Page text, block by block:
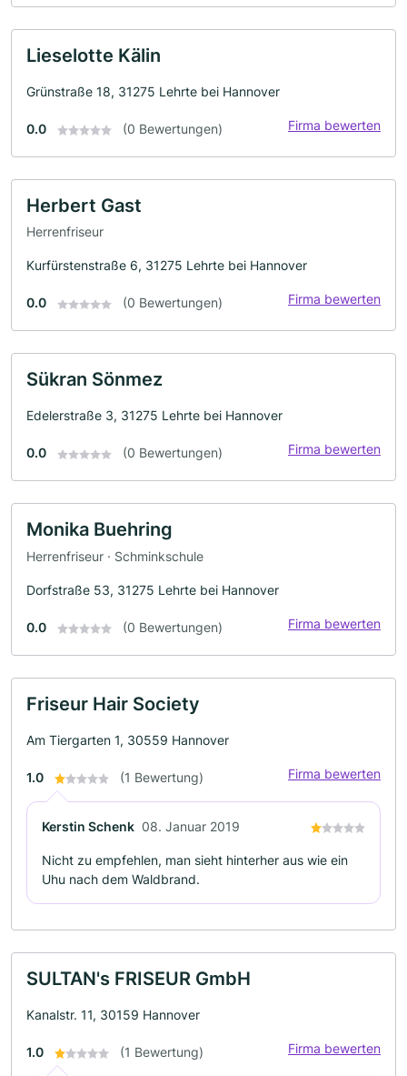
Lieselotte Kälin
Grünstraße 18, 31275 Lehrte bei Hannover
0.0 (0 Bewertungen) Firma bewerten
Herbert Gast
Herrenfriseur
Kurfürstenstraße 6, 31275 Lehrte bei Hannover
0.0 (0 Bewertungen) Firma bewerten
Sükran Sönmez
Edelerstraße 3, 31275 Lehrte bei Hannover
0.0 (0 Bewertungen) Firma bewerten
Monika Buehring
Herrenfriseur · Schminkschule
Dorfstraße 53, 31275 Lehrte bei Hannover
0.0 (0 Bewertungen) Firma bewerten
Friseur Hair Society
Am Tiergarten 1, 30559 Hannover
1.0 (1 Bewertung) Firma bewerten
Kerstin Schenk 08. Januar 2019
Nicht zu empfehlen, man sieht hinterher aus wie ein
Uhu nach dem Waldbrand.
SULTAN's FRISEUR GmbH
Kanalstr. 11, 30159 Hannover
1.0 (1 Bewertung) Firma bewerten